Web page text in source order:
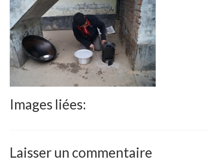
Historique
Le Népal
Documents
Parrainages
Actualités
Images liées:
Laisser un commentaire